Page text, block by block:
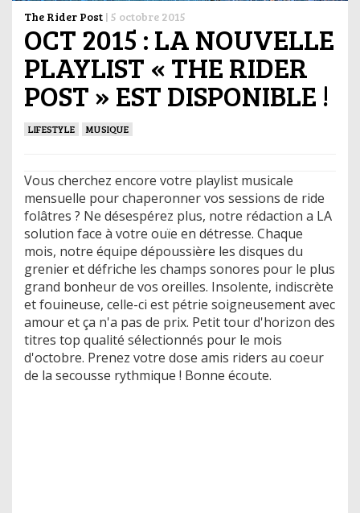
The Rider Post | 5 octobre 2015
OCT 2015 : LA NOUVELLE
PLAYLIST « THE RIDER
POST » EST DISPONIBLE !
LIFESTYLE MUSIQUE
Vous cherchez encore votre playlist musicale
mensuelle pour chaperonner vos sessions de ride
folâtres ? Ne désespérez plus, notre rédaction a LA
solution face à votre ouïe en détresse. Chaque
mois, notre équipe dépoussière les disques du
grenier et défriche les champs sonores pour le plus
grand bonheur de vos oreilles. Insolente, indiscrète
et fouineuse, celle-ci est pétrie soigneusement avec
amour et ça n'a pas de prix. Petit tour d'horizon des
titres top qualité sélectionnés pour le mois
d'octobre. Prenez votre dose amis riders au coeur
de la secousse rythmique ! Bonne écoute.